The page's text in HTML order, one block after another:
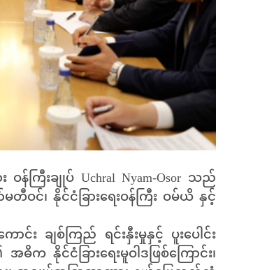
န်ကြီးချုပ် Uchral Nyam-Osor သည်
င်၊ နိုင်ငံခြားရေးဝန်ကြီး ဝမ်ယိ နှင့်
ချစ်ကြည် ရင်းနှီးမှုနှင့် ပူးပေါင်း
နိုင်ငံခြားရေးမူဝါဒဖြစ်ကြောင်း၊